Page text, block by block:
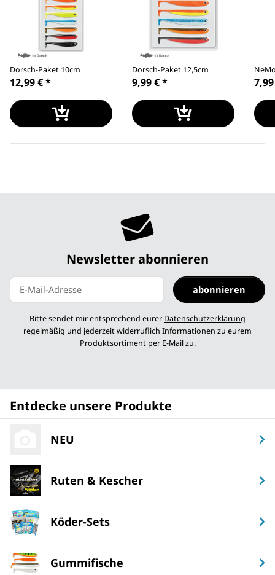
Dorsch-Paket 10cm
12,99 €*
Dorsch-Paket 12,5cm
9,99 €*
Newsletter abonnieren
abonnieren
Bitte sendet mir entsprechend eurer Datenschutzerklärung
regelmäßig und jederzeit widerruflich Informationen zu eurem
Produktsortiment per E-Mail zu.
Entdecke unsere Produkte
NEU
Ruten & Kescher
Köder-Sets
Gummifische